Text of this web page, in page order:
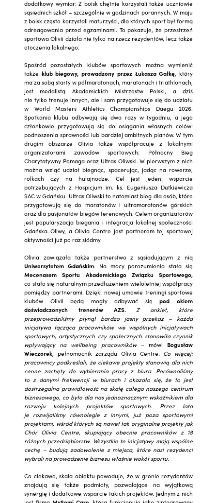
dodatkowy wymiar: Z boisk chętnie korzystali także uczniowie
sąsiednich szkół – szczególnie w godzinach porannych. W maju
z boisk często korzystali maturzyści, dla których sport był formą
odreagowania przed egzaminami. To pokazuje, że przestrzeń
sportowa Olivii działa nie tylko na rzecz rezydentów, lecz także
otoczenia lokalnego.
Spośród pozostałych klubów sportowych można wymienić
także klub biegowy, prowadzony przez Łukasza Gałkę, który
ma za sobą starty w półmaratonach, maratonach i triathlonach,
jest medalistą Akademickich Mistrzostw Polski, a dziś
nie tylko trenuje innych, ale i sam przygotowuje się do udziału
w World Masters Athletics Championships Daegu 2026.
Spotkania klubu odbywają się dwa razy w tygodniu, a jego
członkowie przygotowują się do osiągania własnych celów:
podnoszenia sprawności lub bardziej ambitnych planów. W tym
drugim obszarze Olivia także współpracuje z lokalnymi
organizatorami zawodów sportowych: Północny Bieg
Charytatywny Pomaga oraz Ultras Oliwski. W pierwszym z nich
można wziąć udział biegnąc, spacerując, jadąc na rowerze,
rolkach czy na hulajnodze. Cel jest jeden: wsparcie
potrzebujących z Hospicjum im. ks. Eugeniusza Dutkiewicza
SAC w Gdańsku. Ultras Oliwski to natomiast bieg dla osób, które
przygotowują się do maratonów i ultramaratonów górskich
oraz dla pasjonatów biegów terenowych. Celem organizatorów
jest popularyzacja biegania i integracja lokalnej społeczności
Gdańska-Oliwy, a Olivia Centre jest partnerem tej sportowej
aktywności już po raz siódmy.
Olivia zawiązała także partnerstwo z sąsiadującym z nią
Uniwersytetem Gdańskim. Na mocy porozumienia stała się
Mecenasem Sportu Akademickiego Związku Sportowego,
co stało się naturalnym przedłużeniem wieloletniej współpracy
pomiędzy partnerami. Dzięki nowej umowie treningi sportowe
klubów Olivii będą mogły odbywać siępod okiem
doświadczonych trenerów AZS. Z ankiet, które
przeprowadziliśmy płynął bardzo jasny przekaz – każda
inicjatywa łącząca pracowników we wspólnych inicjatywach
sportowych, artystycznych czy społecznych stanowiła czynnik
wpływający na wellbeing pracowników – mówi Bogusław
Wieczorek, pełnomocnik zarządu Olivia Centre. Co więcej:
pracownicy podkreślali, że ciekawe projekty stanowią dla nich
cenne zachęty do wybierania pracy z biura. Porównaliśmy
to z danymi frekwencji w biurach i okazało się, że to jest
dostrzegalna prawidłowość na skalę całego naszego centrum
biznesowego, co było dla nas jednoznacznym wskaźnikiem dla
rozwoju kolejnych projektów sportowych. Przez lata
je rozwijaliśmy równolegle z innymi, już poza sportowymi
projektami, wśród których są nawet tak oryginalne projekty jak
Chór Olivia Centre, skupiający obecnie pracowników z 18
różnych przedsiębiorstw. Wszystkie te inicjatywy mają wspólne
cechę – budują zadowolenie z miejsca, które nasi rezydenci
wybrali na prowadzenie biznesu właśnie wokół sportu.
Co ciekawe, skala obiektu powoduje, że w gronie rezydentów
znajdują się także podmioty, pozwalające na wyjątkową
synergię i dodatkowe wsparcie takich projektów. Jednym z nich